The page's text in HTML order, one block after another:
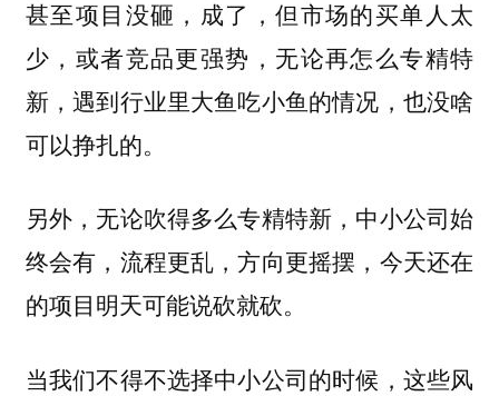
甚至项目没砸，成了，但市场的买单人太
少，或者竞品更强势，无论再怎么专精特
新，遇到行业里大鱼吃小鱼的情况，也没啥
可以挣扎的。
另外，无论吹得多么专精特新，中小公司始
终会有，流程更乱，方向更摇摆，今天还在
的项目明天可能说砍就砍。
当我们不得不选择中小公司的时候，这些风